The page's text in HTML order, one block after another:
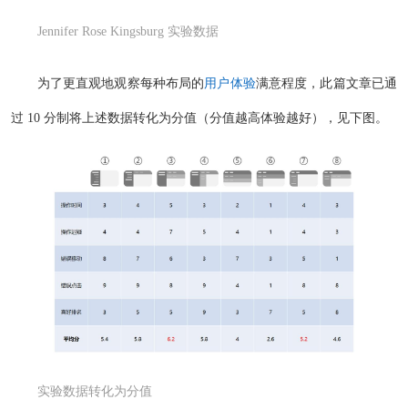
Jennifer Rose Kingsburg 实验数据
为了更直观地观察每种布局的用户体验满意程度，此篇文章已通
过 10 分制将上述数据转化为分值（分值越高体验越好），见下图。
实验数据转化为分值